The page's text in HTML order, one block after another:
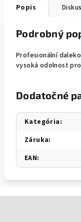
Popis
Podrobný
Profesionální
vysoká odolnost
Dodatočné
Kategória:
Záruka:
EAN: